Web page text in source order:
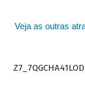
Veja as outras